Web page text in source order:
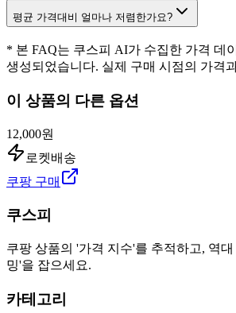
평균 가격대비 얼마나 저렴한가요?
* 본 FAQ는 쿠스피 AI가 수집한 가격 데
생성되었습니다. 실제 구매 시점의 가격
이 상품의 다른 옵션
12,000원
로켓배송
쿠팡 구매
쿠스피
쿠팡 상품의 '가격 지수'를 추적하고, 역대
밍'을 잡으세요.
카테고리